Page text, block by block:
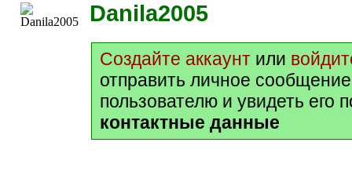
Danila2005
Создайте аккаунт или
отправить личное
пользователю и увидеть его
контактные данные